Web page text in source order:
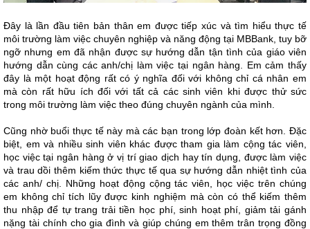
Đây là lần đầu tiên bản thân em được tiếp xúc và tìm hiểu thực tế
môi trường làm việc chuyên nghiệp và năng động tại MBBank, tuy bỡ
ngỡ nhưng em đã nhận được sự hướng dẫn tận tình của giáo viên
hướng dẫn cùng các anh/chị làm việc tại ngân hàng. Em cảm thấy
đây là một hoạt động rất có ý nghĩa đối với không chỉ cá nhân em
mà còn rất hữu ích đối với tất cả các sinh viên khi được thử sức
trong môi trường làm việc theo đúng chuyên ngành của mình.
Cũng nhờ buổi thực tế này mà các bạn trong lớp đoàn kết hơn. Đặc
biệt, em và nhiều sinh viên khác được tham gia làm cộng tác viên,
học việc tại ngân hàng ở vị trí giao dịch hay tín dụng, được làm việc
và trau dồi thêm kiếm thức thực tế qua sự hướng dẫn nhiệt tình của
các anh/ chị. Những hoạt động cộng tác viên, học việc trên chúng
em không chỉ tích lũy được kinh nghiệm mà còn có thể kiếm thêm
thu nhập để tự trang trải tiền học phí, sinh hoạt phí, giảm tải gánh
nặng tài chính cho gia đình và giúp chúng em thêm trân trọng đồng